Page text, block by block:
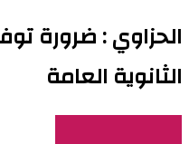
الحزاوي : ضرورة
الثانوية العامة